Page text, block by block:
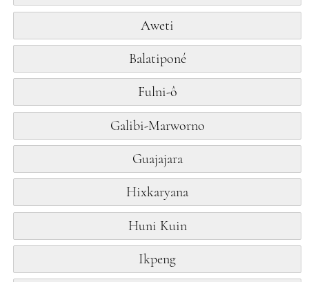
Aweti
Balatiponé
Fulni-ô
Galibi-Marworno
Guajajara
Hixkaryana
Huni Kuin
Ikpeng